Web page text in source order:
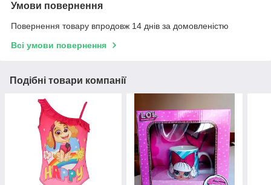
Умови повернення
Повернення товару впродовж 14 днів за домовленістю
Всі умови повернення
Подібні товари компанії